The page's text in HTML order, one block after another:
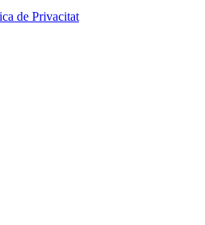
de Privacitat